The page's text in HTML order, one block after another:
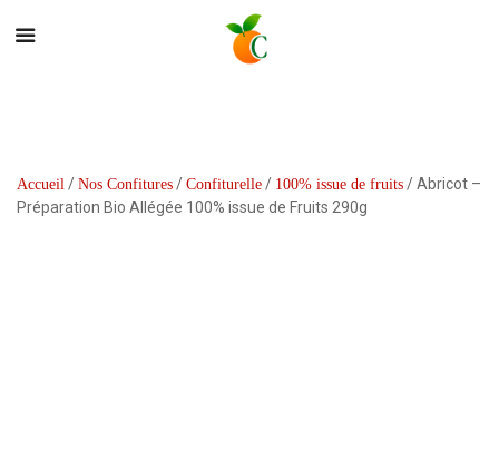
Accueil / Nos Confitures / Confiturelle / 100% issue de fruits / Abricot –
Préparation Bio Allégée 100% issue de Fruits 290g